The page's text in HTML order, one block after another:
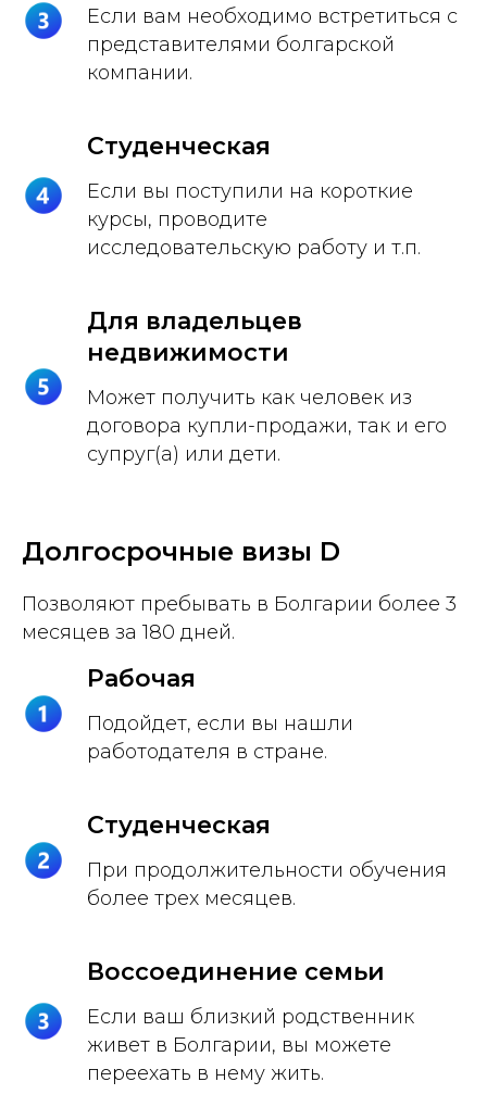
Если вам необходимо встретиться с
представителями болгарской
компании.
Студенческая
Если вы поступили на короткие
курсы, проводите
исследовательскую работу и т.п.
Для владельцев
недвижимости
Может получить как человек из
договора купли-продажи, так и его
супруг(а) или дети.
Долгосрочные визы D
Позволяют пребывать в Болгарии более 3
месяцев за 180 дней.
Рабочая
Подойдет, если вы нашли
работодателя в стране.
Студенческая
При продолжительности обучения
более трех месяцев.
Воссоединение семьи
Если ваш близкий родственник
живет в Болгарии, вы можете
переехать в нему жить.